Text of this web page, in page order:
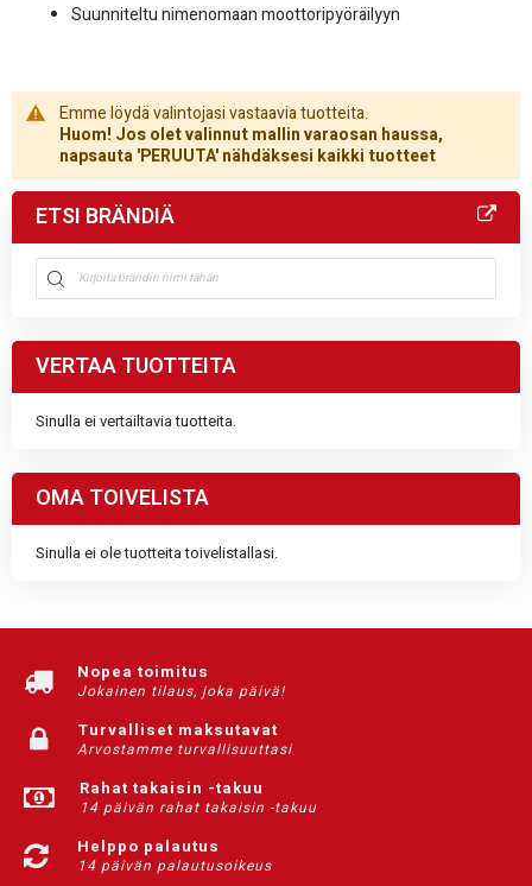
Suunniteltu nimenomaan moottoripyöräilyyn
Emme löydä valintojasi vastaavia tuotteita.
Huom! Jos olet valinnut mallin varaosan haussa,
napsauta 'PERUUTA' nähdäksesi kaikki tuotteet
ETSI BRÄNDIÄ
VERTAA TUOTTEITA
Sinulla ei vertailtavia tuotteita.
OMA TOIVELISTA
Sinulla ei ole tuotteita toivelistallasi.
Nopea toimitus
Jokainen tilaus, joka päivä!
Turvalliset maksutavat
Arvostamme turvallisuuttasi
Rahat takaisin -takuu
14 päivän rahat takaisin -takuu
Helppo palautus
14 päivän palautusoikeus